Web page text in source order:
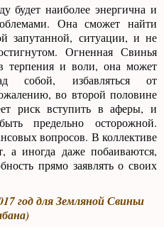
будет наиболее энергична и
Она сможет найти
запутанной, ситуации, и не
Огненная Свинья
терпения и воли, она может
собой, избавляться от
во второй половине
риск вступить в аферы, и
предельно осторожной.
вопросов. В коллективе
иногда даже побаиваются,
прямо заявлять о своих
год для Земляной Свиньи